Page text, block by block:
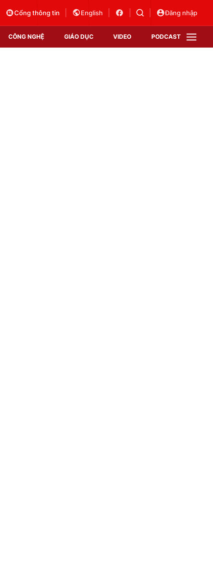
Cổng thông tin English Đăng nhập
CÔNG NGHỆ GIÁO DỤC VIDEO PODCAST